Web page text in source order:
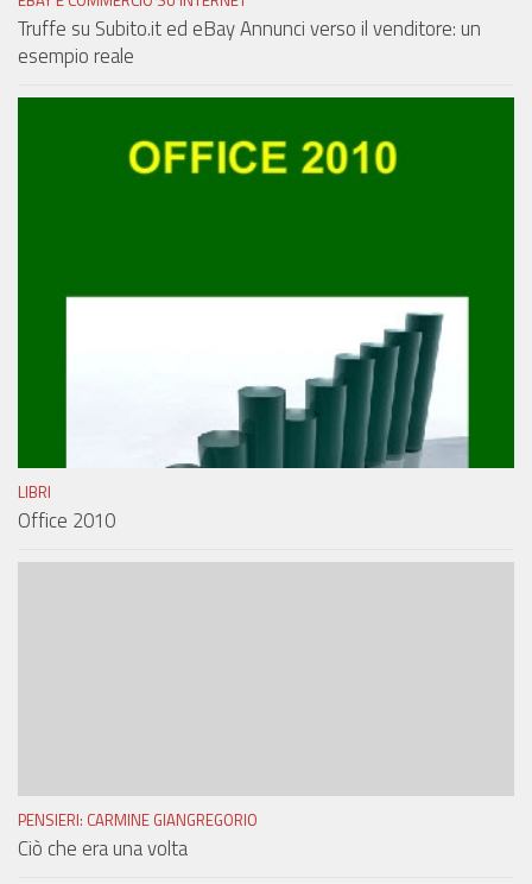
Truffe su Subito.it ed eBay Annunci verso il venditore: un
esempio reale
LIBRI
Office 2010
PENSIERI: CARMINE GIANGREGORIO
Ciò che era una volta